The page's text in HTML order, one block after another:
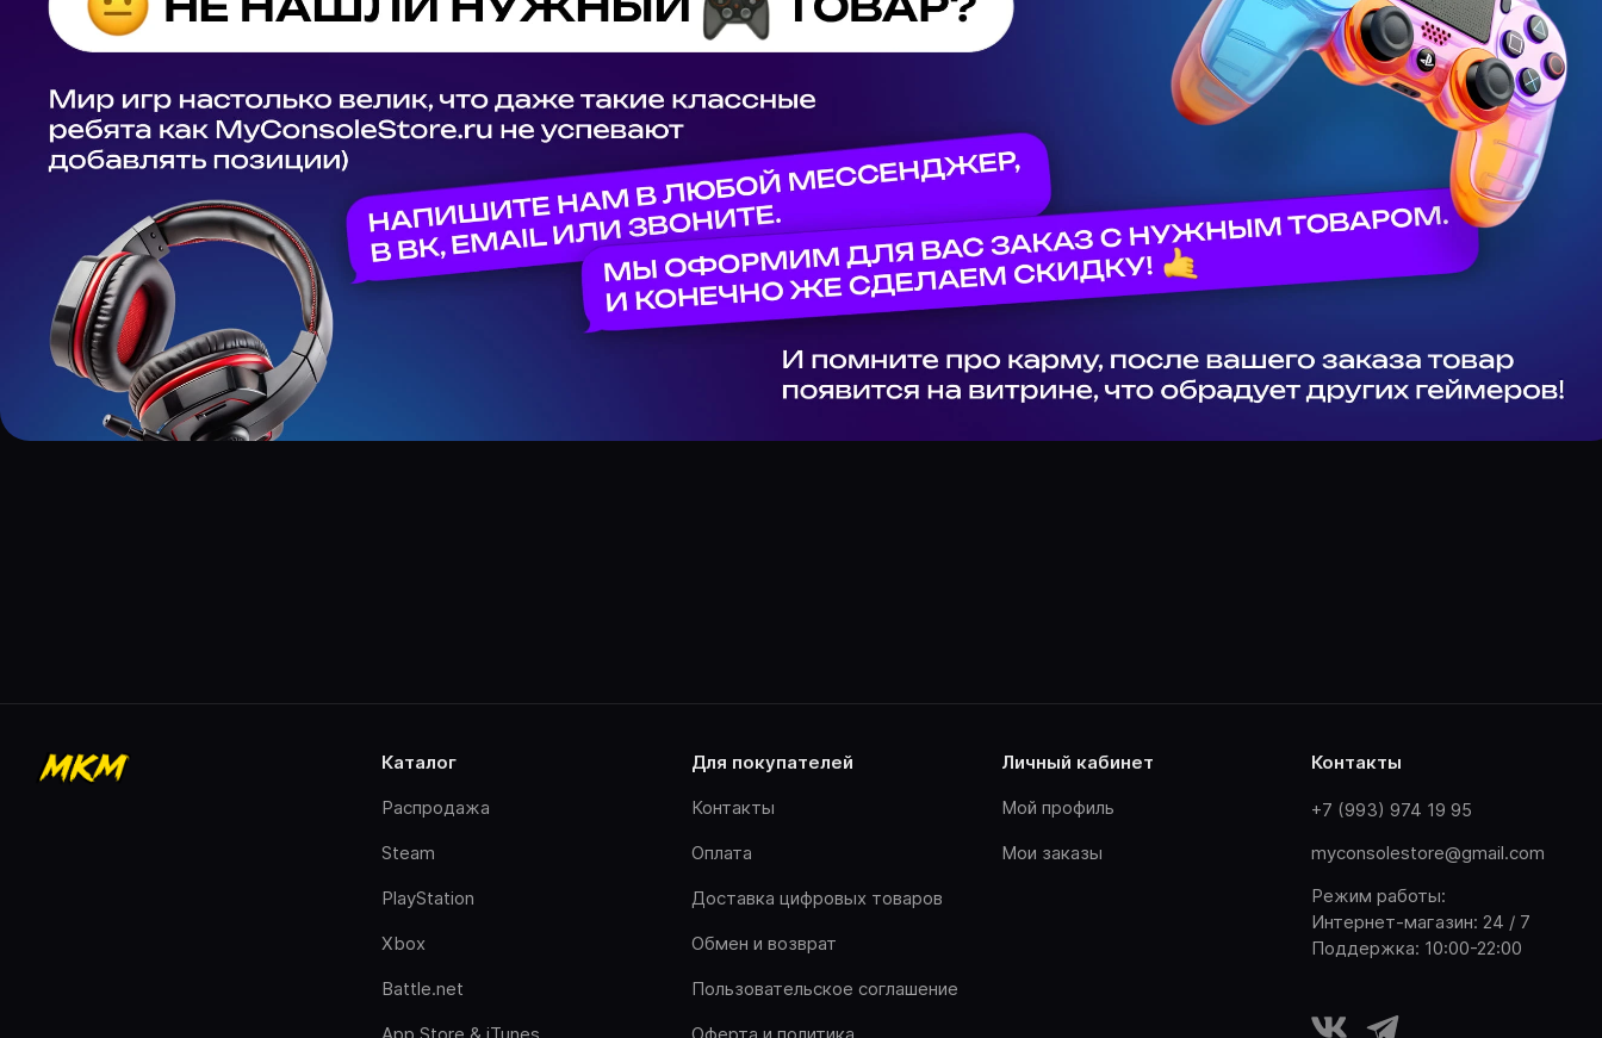
каталог
Распродажа
Steam
PlayStation
Xbox
Battle.net
App Store & iTunes
для покупателей
Контакты
Оплата
Доставка цифровых товаров
Обмен и возврат
Пользовательское соглашение
Оферта и политика
личный кабинет
Мой профиль
Мои заказы
контакты
+7 (993) 974 19 95
myconsolestore@gmail.com
Режим работы:
Интернет-магазин: 24 / 7
Поддержка: 10:00-22:00